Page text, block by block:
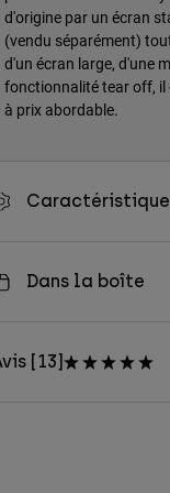
d'origine par un écran
(vendu séparément)
d'un écran large, d'une
fonctionnalité tear off, il
à prix abordable.
Dans la boîte
[13]